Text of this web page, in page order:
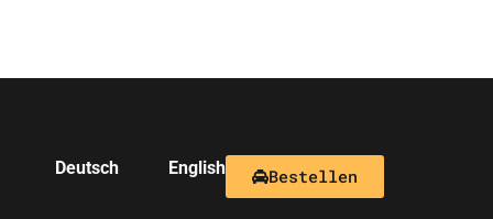
Deutsch English Bestellen